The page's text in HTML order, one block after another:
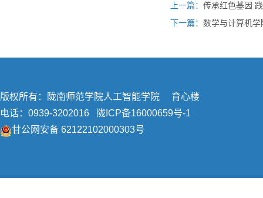
上一篇： 传承红色基因
下一篇： 数学与计算机
版权所有：陇南师范学院人工智能学院 育心楼
电话：0939-3202016
陇ICP备16000659号-1
甘公网安备 62122102000303号